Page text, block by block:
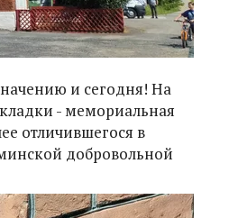
и сегодня! На
- мемориальная
отличившегося в
добровольной